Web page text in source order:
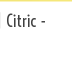
| Citric -